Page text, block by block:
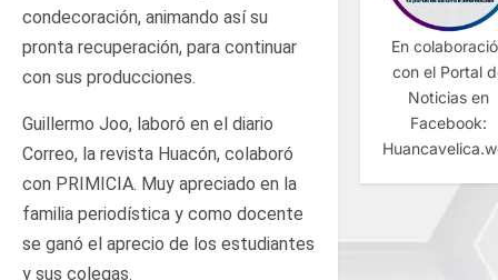
condecoración, animando así su
pronta recuperación, para continuar
con sus producciones.
Guillermo Joo, laboró en el diario
Correo, la revista Huacón, colaboró
con PRIMICIA. Muy apreciado en la
familia periodística y como docente
se ganó el aprecio de los estudiantes
y sus colegas.
En
con el Portal
Noticias en
Facebook: